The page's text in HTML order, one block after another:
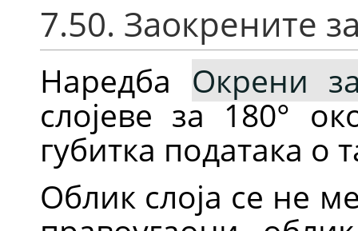
7.50. Заокрените
Наредба Окрени
слојеве за 180°
губитка података о
Облик слоја се не